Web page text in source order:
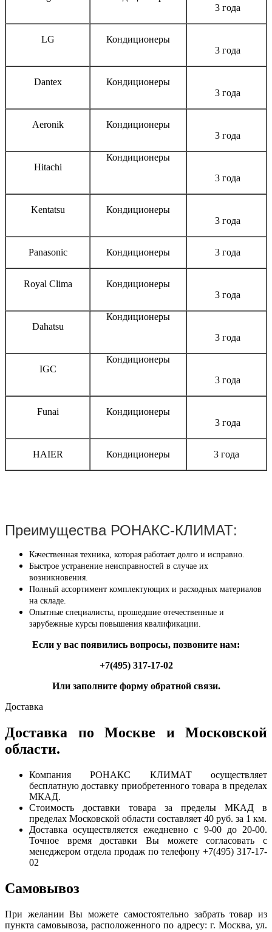
3 года
LG
Кондиционеры
3 года
Dantex
Кондиционеры
3 года
Aeronik
Кондиционеры
3 года
Hitachi
Кондиционеры
3 года
Kentatsu
Кондиционеры
3 года
Panasonic Кондиционеры 3 года
Royal Clima
Кондиционеры
3 года
Dahatsu
Кондиционеры
3 года
IGC
Кондиционеры
3 года
Funai
Кондиционеры
3 года
HAIER Кондиционеры 3 года
Преимущества РОНАКС-КЛИМАТ:
Качественная техника, которая работает долго и исправно.
Быстрое устранение неисправностей в случае их
возникновения.
Полный ассортимент комплектующих и расходных материалов
на складе.
Опытные специалисты, прошедшие отечественные и
зарубежные курсы повышения квалификации.
Если у вас появились вопросы, позвоните нам:
+7(495) 317-17-02
Или заполните форму обратной связи.
Доставка
Доставка по Москве и Московской
области.
Компания РОНАКС КЛИМАТ осуществляет
бесплатную доставку приобретенного товара в пределах
МКАД.
Стоимость доставки товара за пределы МКАД в
пределах Московской области составляет 40 руб. за 1 км.
Доставка осуществляется ежедневно с 9-00 до 20-00.
Точное время доставки Вы можете согласовать с
менеджером отдела продаж по телефону +7(495) 317-17-
02
Самовывоз
При желании Вы можете самостоятельно забрать товар из
пункта самовывоза, расположенного по адресу: г. Москва, ул.